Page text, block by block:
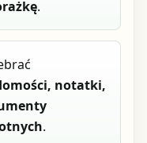
.
notatki,
.